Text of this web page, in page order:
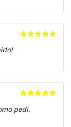
de 5
pedi.